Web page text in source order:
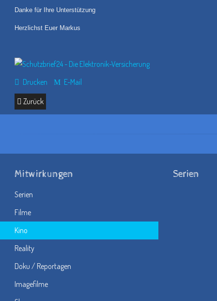
Danke für Ihre Unterstützung
Herzlichst Euer Markus
Drucken
E-Mail
Zurück
Mitwirkungen
Serien
Filme
Kino
Reality
Doku / Reportagen
Imagefilme
Serien